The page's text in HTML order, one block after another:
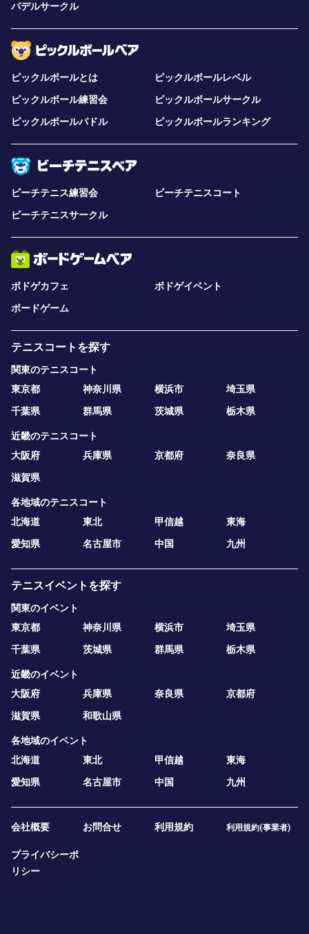
パデルサークル
ピックルボールとは
ピックルボールレベル
ピックルボール練習会
ピックルボールサークル
ピックルボールパドル
ピックルボールランキング
ビーチテニス練習会
ビーチテニスコート
ビーチテニスサークル
ボドゲカフェ
ボドゲイベント
ボードゲーム
テニスコートを探す
関東のテニスコート
東京都
神奈川県 横浜市
埼玉県
千葉県
群馬県 茨城県 栃木県
近畿のテニスコート
大阪府
兵庫県 京都府
奈良県
滋賀県
各地域のテニスコート
北海道
東北 甲信越
東海
愛知県
名古屋市 中国 九州
テニスイベントを探す
関東のイベント
東京都
神奈川県 横浜市
埼玉県
千葉県
茨城県 群馬県 栃木県
近畿のイベント
大阪府
兵庫県 奈良県
京都府
滋賀県
和歌山県
各地域のイベント
北海道
東北 甲信越
東海
愛知県
名古屋市 中国 九州
会社概要 お問合せ 利用規約 利用規約(事業者)
プライバシーポ
リシー